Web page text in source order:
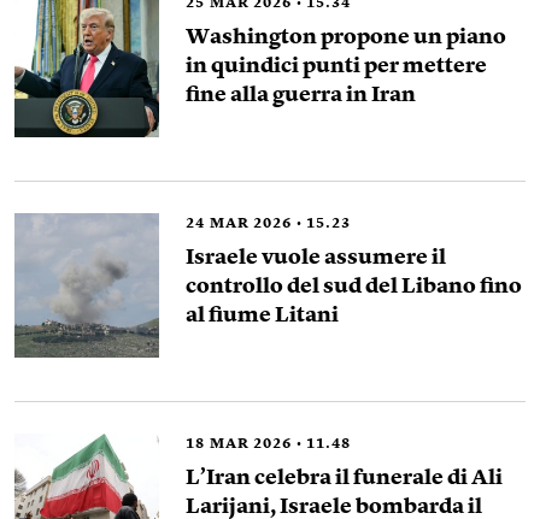
25 MAR 2026 15.34
Washington propone un piano
in quindici punti per mettere
fine alla guerra in Iran
24 MAR 2026 15.23
Israele vuole assumere il
controllo del sud del Libano fino
al fiume Litani
18 MAR 2026 11.48
L’Iran celebra il funerale di Ali
Larijani, Israele bombarda il